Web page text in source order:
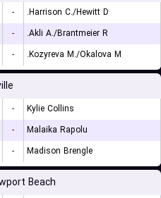
-
Harrison C./Hewitt D.
-
Akli A./Brantmeier R.
- Kozyreva M./Okalova M.
-
Kylie Collins
-
Malaika Rapolu
- Madison Brengle
Beach